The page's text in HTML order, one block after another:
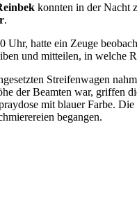
konnten in der Nacht
.
Uhr, hatte ein Zeuge
und mitteilen, in welche
Streifenwagen
der Beamten war, griffen
mit blauer Farbe.
begangen.